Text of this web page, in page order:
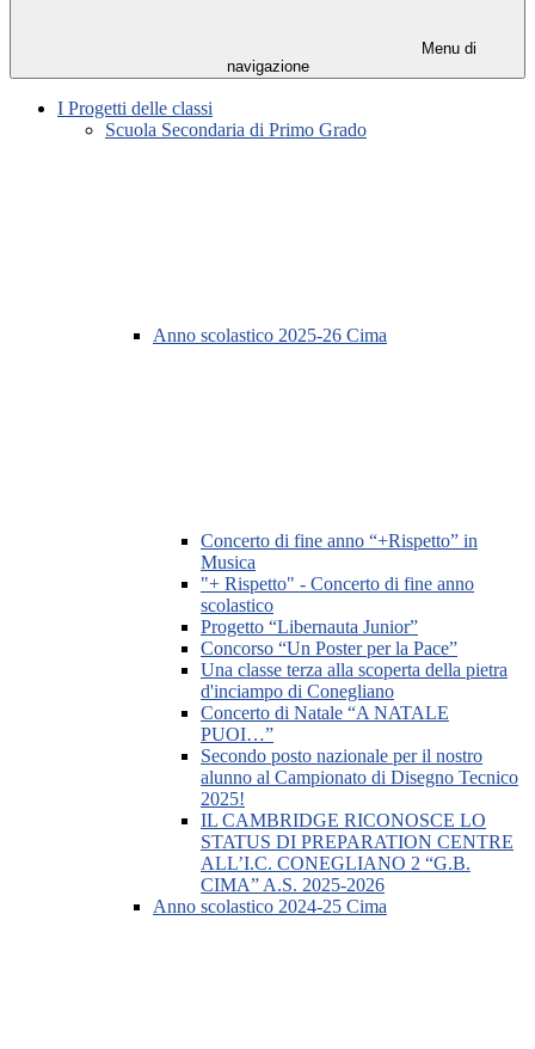
Menu di
navigazione
I Progetti delle classi
Scuola Secondaria di Primo Grado
Anno scolastico 2025-26 Cima
Concerto di fine anno “+Rispetto” in
Musica
"+ Rispetto" - Concerto di fine anno
scolastico
Progetto “Libernauta Junior”
Concorso “Un Poster per la Pace”
Una classe terza alla scoperta della pietra
d'inciampo di Conegliano
Concerto di Natale “A NATALE
PUOI…”
Secondo posto nazionale per il nostro
alunno al Campionato di Disegno Tecnico
2025!
IL CAMBRIDGE RICONOSCE LO
STATUS DI PREPARATION CENTRE
ALL’I.C. CONEGLIANO 2 “G.B.
CIMA” A.S. 2025-2026
Anno scolastico 2024-25 Cima